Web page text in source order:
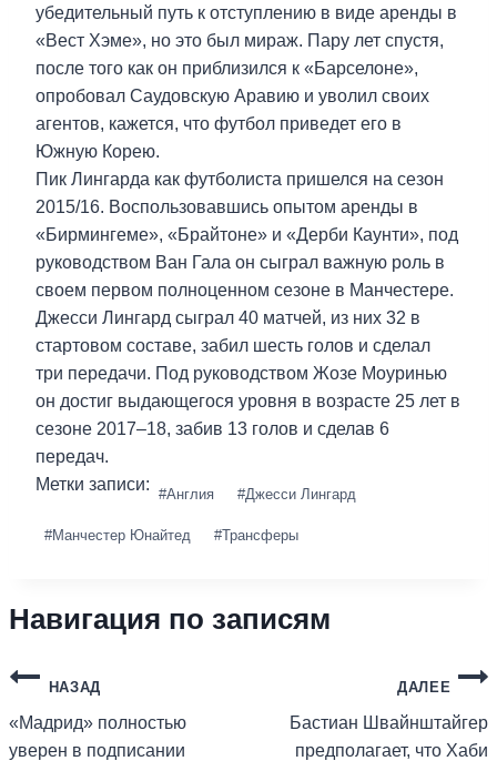
убедительный путь к отступлению в виде аренды в
«Вест Хэме», но это был мираж. Пару лет спустя,
после того как он приблизился к «Барселоне»,
опробовал Саудовскую Аравию и уволил своих
агентов, кажется, что футбол приведет его в
Южную Корею.
Пик Лингарда как футболиста пришелся на сезон
2015/16. Воспользовавшись опытом аренды в
«Бирмингеме», «Брайтоне» и «Дерби Каунти», под
руководством Ван Гала он сыграл важную роль в
своем первом полноценном сезоне в Манчестере.
Джесси Лингард сыграл 40 матчей, из них 32 в
стартовом составе, забил шесть голов и сделал
три передачи. Под руководством Жозе Моуринью
он достиг выдающегося уровня в возрасте 25 лет в
сезоне 2017–18, забив 13 голов и сделав 6
передач.
Метки записи: #Англия #Джесси Лингард
#Манчестер Юнайтед #Трансферы
Навигация по записям
НАЗАД
«Мадрид» полностью
уверен в подписании
ДАЛЕЕ
Бастиан Швайнштайгер
предполагает, что Хаби